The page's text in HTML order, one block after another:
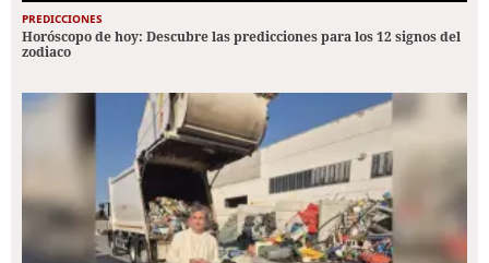
PREDICCIONES
Horóscopo de hoy: Descubre las predicciones para los 12 signos del
zodiaco